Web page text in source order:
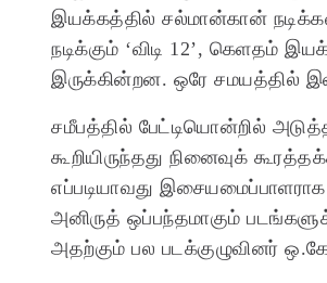
இயக்கத்தில் சல்மான்கான்
நடிக்கும் ‘விடி 12’, கெளதம்
இருக்கின்றன. ஒரே சமயத்தில்
சமீபத்தில் பேட்டியொன்றில்
கூறியிருந்தது நினைவுக்
எப்படியாவது
அனிருத் ஒப்பந்தமாகும்
அதற்கும் பல படக்குழுவினர்